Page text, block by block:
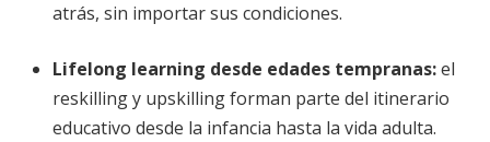
atrás, sin importar sus condiciones.
Lifelong learning desde edades tempranas:el
reskilling y upskilling forman parte del itinerario
educativo desde la infancia hasta la vida adulta.